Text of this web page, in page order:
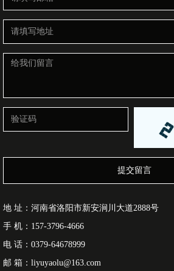
提交留言
地 址：河南省洛阳市新安涧川大道2888号
手 机：157-3796-4666
电 话：0379-64678999
邮 箱：liyuyaolu@163.com